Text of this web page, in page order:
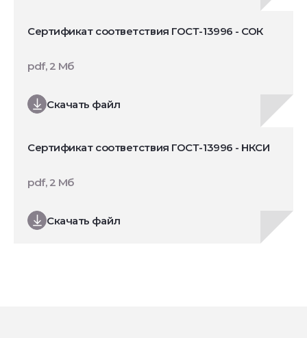
Сертификат соответствия ГОСТ-13996 - СОК
Скачать файл
pdf, 2 Мб
Сертификат соответствия ГОСТ-13996 - НКСИ
Скачать файл
pdf, 2 Мб